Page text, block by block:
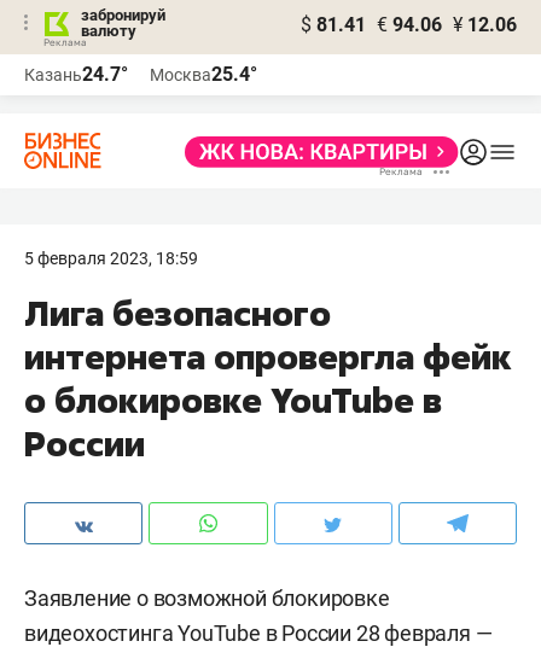
забронируй
валюту
$ 81.41 € 94.06 ¥ 12.06
Казань24.7° Москва25.4°
5 февраля 2023, 18:59
Лига безопасного
интернета опровергла фейк
о блокировке YouTube в
России
Заявление о возможной блокировке
видеохостинга YouTube в России 28 февраля —